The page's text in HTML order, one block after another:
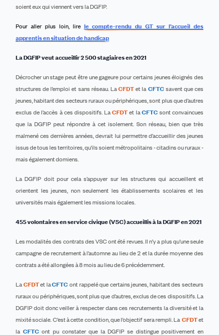
soient eux qui viennent vers la DGFIP.
Pour aller plus loin, lire le compte-rendu du GT sur l’accueil des
apprentis en situation de handicap
La DGFIP veut accueillir 2 500 stagiaires en 2021
Décrocher un stage peut être une gageure pour certains jeunes éloignés des
structures de l’emploi et sans réseau. LaCFDTet laCFTCsavent que ces
jeunes, habitant des secteurs ruraux ou périphériques, sont plus que d’autres
exclus de l’accès à ces dispositifs. LaCFDTet laCFTCsont convaincues
que la DGFIP peut répondre à cet isolement. Son réseau, bien que très
malmené ces dernières années, devrait lui permettre d’accueillir des jeunes
issus de tous les territoires, qu’ils soient métropolitains - citadins ou ruraux -
mais également domiens.
La DGFIP doit pour cela s’appuyer sur les structures qui accueillent et
orientent les jeunes, non seulement les établissements scolaires et les
universités mais également les missions locales.
455 volontaires en service civique (VSC) accueillis à la DGFIP en 2021
Les modalités des contrats des VSC ont été revues. Il n’y a plus qu’une seule
campagne de recrutement à l’automne au lieu de 2 et la durée moyenne des
contrats a été allongées à 8 mois au lieu de 6 précédemment.
LaCFDTet laCFTCont rappelé que certains jeunes, habitant des secteurs
ruraux ou périphériques, sont plus que d’autres, exclus de ces dispositifs. La
DGFIP doit donc veiller à respecter dans ces recrutements la diversité et la
mixité sociale. C’est à cette condition, que l’objectif sera rempli. La CFDTet
la CFTCont pu constater que la DGFIP se distingue positivement en